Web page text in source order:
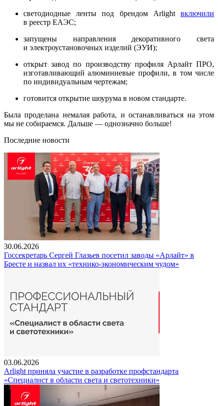
светодиодные ленты под брендом Arlight включили
в реестр ЕАЭС;
запущены направления декоративного света
и электроустановочных изделий (ЭУИ);
открыт завод по производству профиля Арлайт ПРО,
изготавливающий алюминиевые профили, в том числе
по индивидуальным чертежам;
готовится открытие шоурума в новом стандарте.
Была проделана немалая работа, и останавливаться на этом
мы не собираемся. Дальше — однозначно больше!
Последние новости
30.06.2026
Госсекретарь Сергей Глазьев посетил заводы «Арлайт» в
Бресте и назвал их «технико-экономическим чудом»
03.06.2026
Arlight приняла участие в разработке профстандарта
«Специалист в области света и светотехники»